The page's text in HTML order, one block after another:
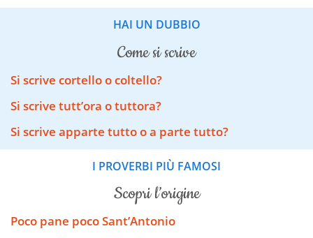
HAI UN DUBBIO
come si scrive
Si scrive cortello o coltello?
Si scrive tutt’ora o tuttora?
Si scrive apparte tutto o a parte tutto?
I PROVERBI PIÙ FAMOSI
scopri l’origine
Poco pane poco Sant’Antonio